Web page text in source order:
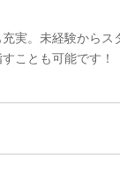
実。未経験から
ことも可能です！